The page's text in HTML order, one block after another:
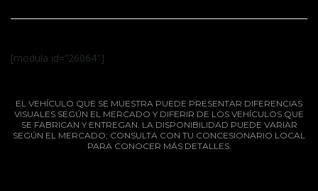
[modula id=”26064″]
EL VEHÍCULO QUE SE MUESTRA PUEDE PRESENTAR DIFERENCIAS
VISUALES SEGÚN EL MERCADO Y DIFERIR DE LOS VEHÍCULOS QUE
SE FABRICAN Y ENTREGAN. LA DISPONIBILIDAD PUEDE VARIAR
SEGÚN EL MERCADO; CONSULTA CON TU CONCESIONARIO LOCAL
PARA CONOCER MÁS DETALLES.